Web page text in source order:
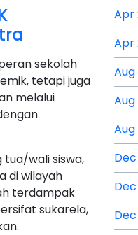
sekolah
tetapi juga
melalui
tua/wali siswa,
di wilayah
terdampak
sukarela,
Apr